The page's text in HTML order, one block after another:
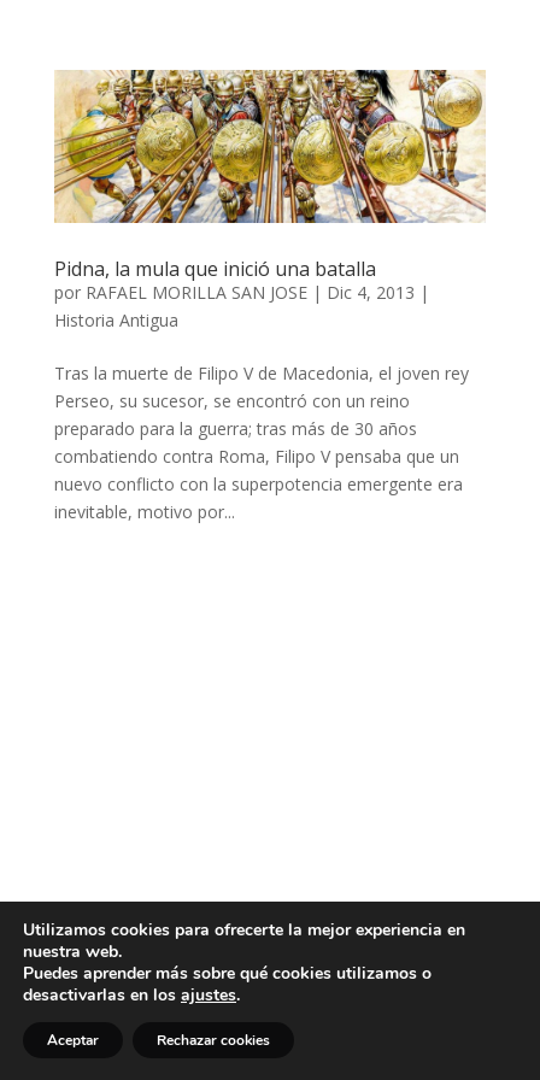
Pidna, la mula que inició una batalla
por RAFAEL MORILLA SAN JOSE| Dic 4, 2013 |
Historia Antigua
Tras la muerte de Filipo V de Macedonia, el joven rey
Perseo, su sucesor, se encontró con un reino
preparado para la guerra; tras más de 30 años
combatiendo contra Roma, Filipo V pensaba que un
nuevo conflicto con la superpotencia emergente era
inevitable, motivo por...
Utilizamos cookies para ofrecerte la mejor experiencia en
nuestra web.
Puedes aprender más sobre qué cookies utilizamos o
desactivarlas en los ajustes.
Aceptar Rechazar cookies